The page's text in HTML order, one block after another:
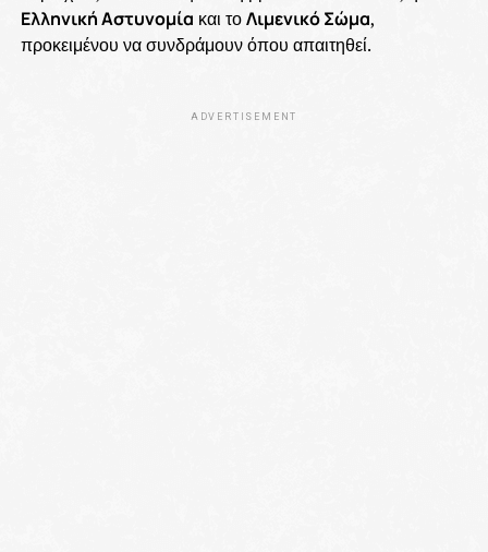
Ελληνική Αστυνομία και τοΛιμενικό Σώμα,
προκειμένου να συνδράμουν όπου απαιτηθεί.
ADVERTISEMENT